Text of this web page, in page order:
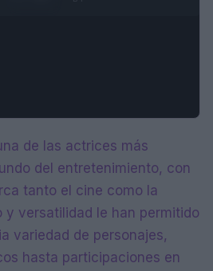
de las actrices más
del entretenimiento, con
tanto el cine como la
y versatilidad le han permitido
variedad de personajes,
hasta participaciones en